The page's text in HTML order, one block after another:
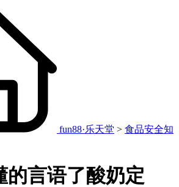
fun88·乐天堂 > 食品安全知
的言语了酸奶定